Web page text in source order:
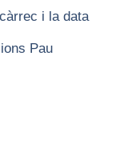
i la data
Pau